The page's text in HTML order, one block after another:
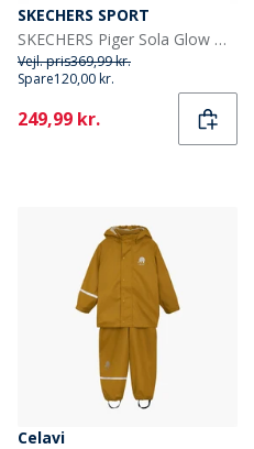
SKECHERS SPORT
SKECHERS Piger Sola Glow Ombre Deluxe Sneakers Sort
Vejl. pris369,99 kr.
Spare120,00 kr.
Current
249,99 kr.
Celavi